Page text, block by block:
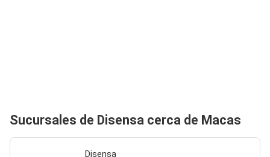
Sucursales de Disensa cerca de Macas
Disensa